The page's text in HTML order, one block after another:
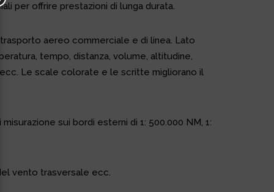
per offrire prestazioni di lunga durata.
aereo commerciale e di linea. Lato
tempo, distanza, volume, altitudine,
Le scale colorate e le scritte migliorano il
sui bordi esterni di 1: 500.000 NM, 1:
vento trasversale ecc.